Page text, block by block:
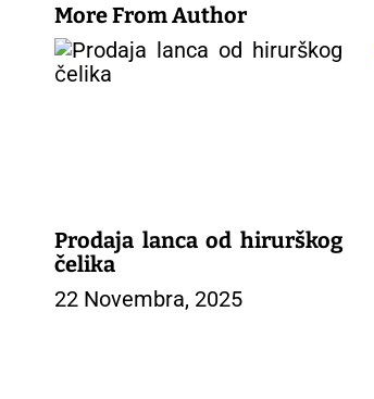
More From Author
Prodaja lanca od hirurškog
čelika
22 Novembra, 2025